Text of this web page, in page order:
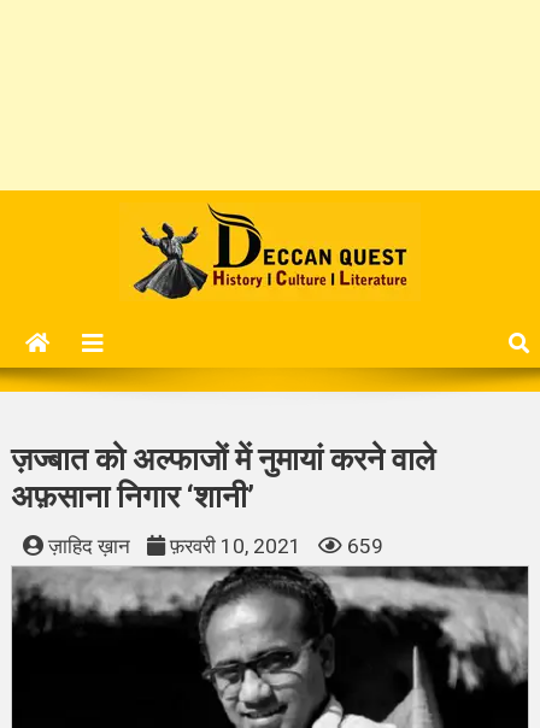
Deccan Quest
ज़ज्बात को अल्फाजों में नुमायां करने वाले
अफ़साना निगार ‘शानी’
ज़ाहिद ख़ान फ़रवरी 10, 2021 659